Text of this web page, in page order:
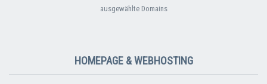
ausgewählte Domains
HOMEPAGE & WEBHOSTING